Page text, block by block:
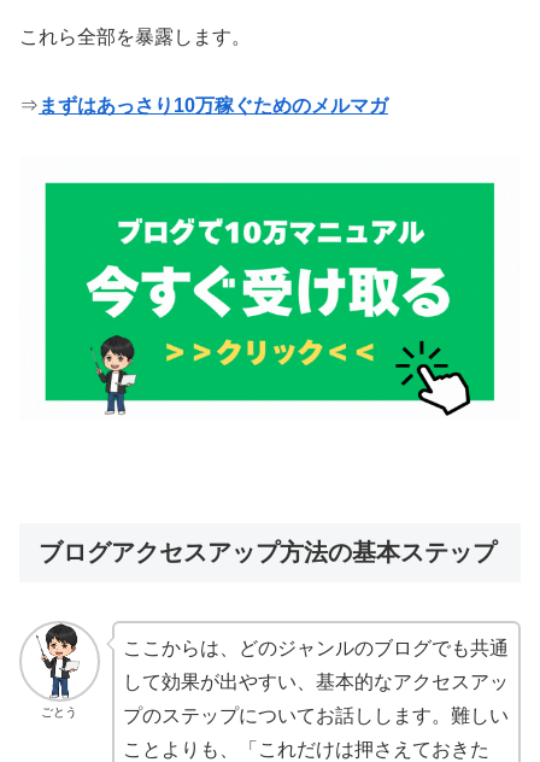
これら全部を暴露します。
⇒ まずはあっさり10万稼ぐためのメルマガ
ブログアクセスアップ方法の基本ステップ
ごとう
ここからは、どのジャンルのブログでも共通
して効果が出やすい、基本的なアクセスアッ
プのステップについてお話しします。難しい
ことよりも、「これだけは押さえておきた